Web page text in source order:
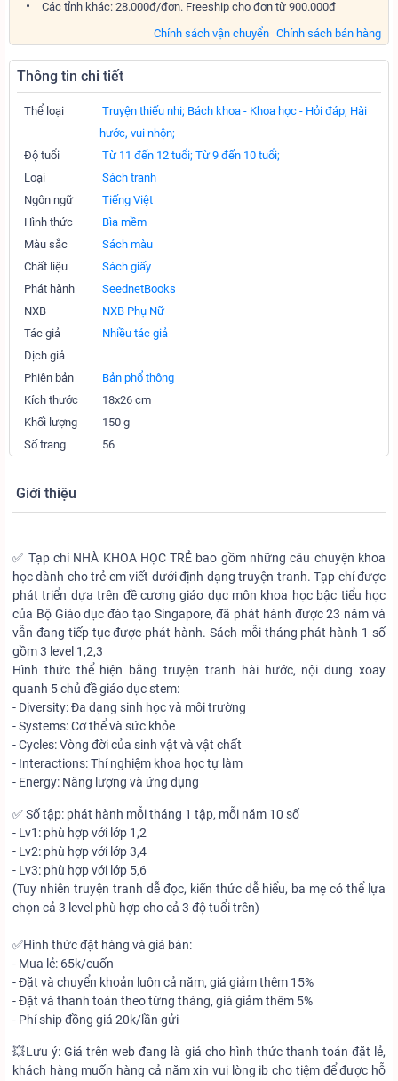
Các tỉnh khác: 28.000đ/đơn. Freeship cho đơn từ 900.000đ
Chính sách bán hàng
Chính sách vận chuyển
Thông tin chi tiết
Thể loại Truyện thiếu nhi; Bách khoa - Khoa học - Hỏi đáp; Hài
hước, vui nhộn;
Độ tuổi
Từ 11 đến 12 tuổi; Từ 9 đến 10 tuổi;
Loại
Sách tranh
Ngôn ngữ
Tiếng Việt
Hình thức
Bìa mềm
Màu sắc
Sách màu
Chất liệu
Sách giấy
Phát hành
SeednetBooks
NXB
NXB Phụ Nữ
Tác giả
Nhiều tác giả
Dịch giả
Phiên bản
Bản phổ thông
Kích thước
18x26 cm
Khối lượng
150 g
Số trang
56
Giới thiệu
✅ Tạp chí NHÀ KHOA HỌC TRẺ bao gồm những câu chuyện khoa
học dành cho trẻ em viết dưới định dạng truyện tranh. Tạp chí được
phát triển dựa trên đề cương giáo dục môn khoa học bậc tiểu học
của Bộ Giáo dục đào tạo Singapore, đã phát hành được 23 năm và
vẫn đang tiếp tục được phát hành. Sách mỗi tháng phát hành 1 số
gồm 3 level 1,2,3
Hình thức thể hiện bằng truyện tranh hài hước, nội dung xoay
quanh 5 chủ đề giáo dục stem:
- Diversity: Đa dạng sinh học và môi trường
- Systems: Cơ thể và sức khỏe
- Cycles: Vòng đời của sinh vật và vật chất
- Interactions: Thí nghiệm khoa học tự làm
- Energy: Năng lượng và ứng dụng
✅ Số tập: phát hành mỗi tháng 1 tập, mỗi năm 10 số
- Lv1: phù hợp với lớp 1,2
- Lv2: phù hợp với lớp 3,4
- Lv3: phù hợp với lớp 5,6
(Tuy nhiên truyện tranh dễ đọc, kiến thức dễ hiểu, ba mẹ có thể lựa
chọn cả 3 level phù hợp cho cả 3 độ tuổi trên)
✅Hình thức đặt hàng và giá bán:
- Mua lẻ: 65k/cuốn
- Đặt và chuyển khoản luôn cả năm, giá giảm thêm 15%
- Đặt và thanh toán theo từng tháng, giá giảm thêm 5%
- Phí ship đồng giá 20k/lần gửi
💥Lưu ý: Giá trên web đang là giá cho hình thức thanh toán đặt lẻ,
khách hàng muốn hàng cả năm xin vui lòng ib cho tiệm để được hỗ